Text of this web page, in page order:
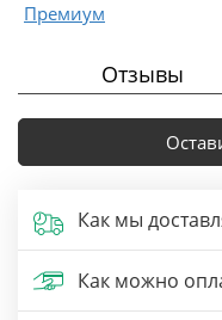
Премиум
Отзывы
Как мы
Как можно